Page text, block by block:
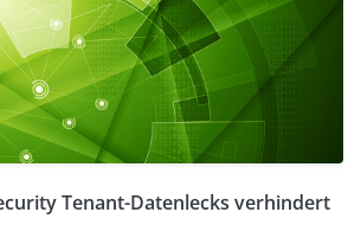
Tenant-Datenlecks verhindert